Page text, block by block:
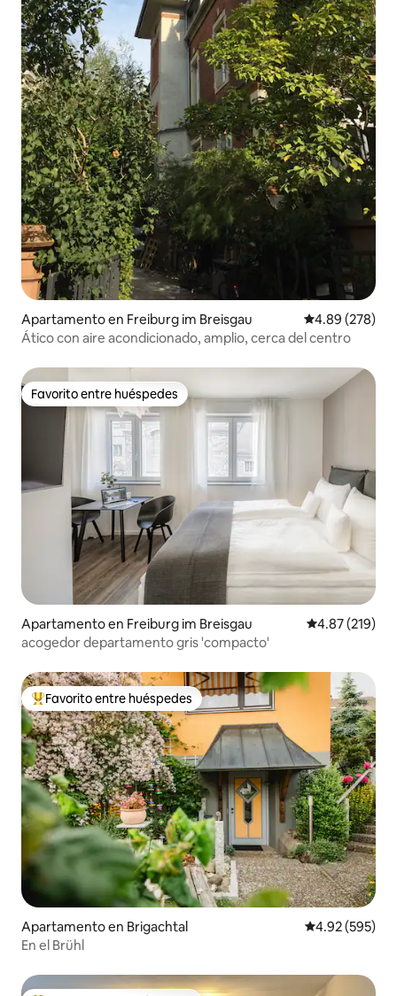
Apartamento en Freiburg im Breisgau Calificación
4.89 (278)
Ático con aire acondicionado, amplio, cerca del centro
Favorito entre huéspedes
Favorito entre huéspedes
Apartamento en Freiburg im Breisgau Calificación
4.87 (219)
acogedor departamento gris 'compacto'
Favorito entre huéspedes preferido
Favorito entre huéspedes
Apartamento en Brigachtal Calificación
4.92 (595)
En el Brühl